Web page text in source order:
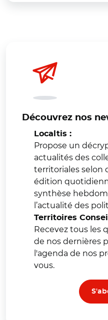
Découvrez nos
Localtis :
Propose un
actualités des
territoriales selon
édition
synthèse
l’actualité des
Territoires
Recevez tous les
de nos dernières
l'agenda de nos
vous.